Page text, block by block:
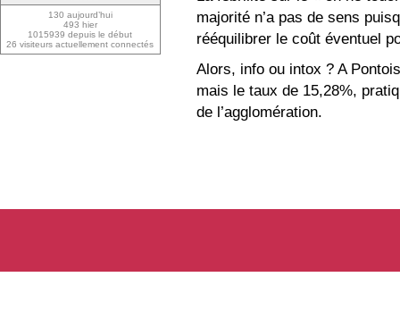
majorité n’a pas de sens
rééquilibrer le coût éventuel
Alors, info ou intox ? A
mais le taux de 15,28%,
de l’agglomération.
130 aujourd’hui
493 hier
1015939 depuis le début
26 visiteurs actuellement connectés